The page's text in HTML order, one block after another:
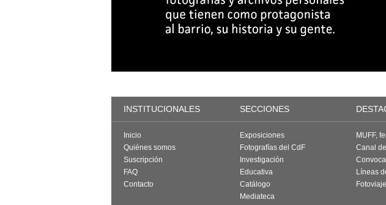
INSTITUCIONALES SECCIONES
Inicio
Quiénes somos
Suscripción
FAQ
Contacto
Exposiciones
Fotografías del CdF
Investigación
Educativa
Catálogo
Mediateca
MUFF,
Canal
Líneas
Fotoviaje